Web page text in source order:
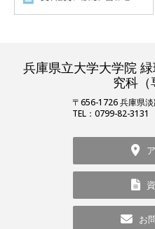
兵庫県立大学大学院
究科（
〒656-1726 兵庫県
TEL：0799-82-
お